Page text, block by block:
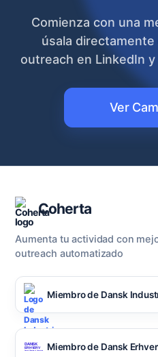
Comienza con una
úsala
outreach en LinkedIn
Ver
Coherta
Aumenta tu actividad con
outreach automatizado
Miembro de Dansk
Miembro de Dansk